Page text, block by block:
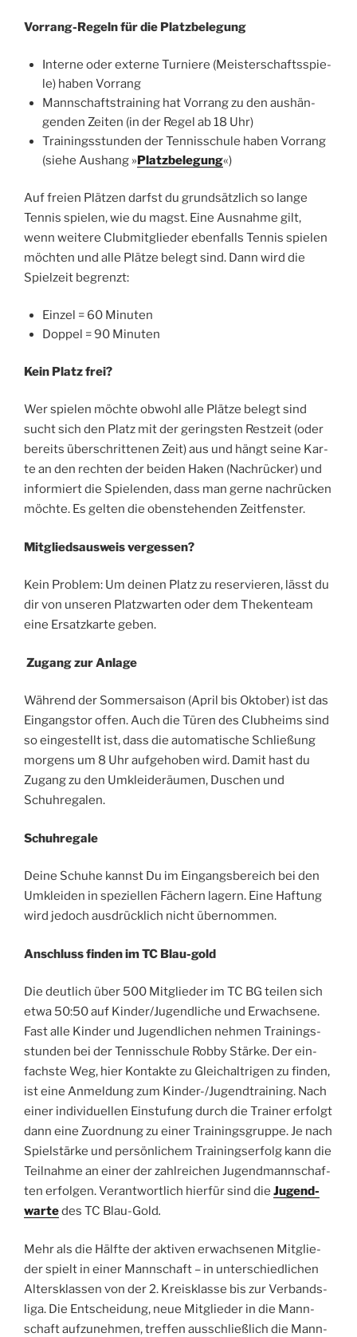
Vor­rang-Regeln für die Platzbelegung
Inter­ne oder exter­ne Tur­nie­re (Meis­ter­schafts­spie­
le) haben Vorrang
Mann­schafts­trai­ning hat Vor­rang zu den aus­hän­
gen­den Zei­ten (in der Regel ab 18 Uhr)
Trai­nings­stun­den der Ten­nis­schu­le haben Vor­rang
(sie­he Aus­hang »Platz­be­le­gung«)
Auf frei­en Plät­zen darfst du grund­sätz­lich so lan­ge
Ten­nis spie­len, wie du magst. Eine Aus­nah­me gilt,
wenn wei­te­re Club­mit­glie­der eben­falls Ten­nis spie­len
möch­ten und alle Plät­ze belegt sind. Dann wird die
Spiel­zeit begrenzt:
Ein­zel = 60 Minuten
Dop­pel = 90 Minuten
Kein Platz frei?
Wer spie­len möch­te obwohl alle Plät­ze belegt sind
sucht sich den Platz mit der gerings­ten Rest­zeit (oder
bereits über­schrit­te­nen Zeit) aus und hängt sei­ne Kar­
te an den rech­ten der bei­den Haken (Nach­rü­cker) und
infor­miert die Spie­len­den, dass man ger­ne nach­rü­cken
möch­te. Es gel­ten die oben­ste­hen­den Zeitfenster.
Mit­glieds­aus­weis vergessen?
Kein Pro­blem: Um dei­nen Platz zu reser­vie­ren, lässt du
dir von unse­ren Platz­war­ten oder dem The­ken­team
eine Ersatz­kar­te geben.
Zugang zur Anlage
Wäh­rend der Som­mer­sai­son (April bis Okto­ber) ist das
Ein­gangs­tor offen. Auch die Türen des Club­heims sind
so ein­ge­stellt ist, dass die auto­ma­ti­sche Schlie­ßung
mor­gens um 8 Uhr auf­ge­ho­ben wird. Damit hast du
Zugang zu den Umklei­de­räu­men, Duschen und
Schuhregalen.
Schuh­re­ga­le
Dei­ne Schu­he kannst Du im Ein­gangs­be­reich bei den
Umklei­den in spe­zi­el­len Fächern lagern. Eine Haf­tung
wird jedoch aus­drück­lich nicht übernommen.
Anschluss fin­den im TC Blau-gold
Die deut­lich über 500 Mit­glie­der im TC BG tei­len sich
etwa 50:50 auf Kinder/Jugendliche und Erwach­se­ne.
Fast alle Kin­der und Jugend­li­chen neh­men Trai­nings­
stun­den bei der Ten­nis­schu­le Rob­by Stär­ke. Der ein­
fachs­te Weg, hier Kon­tak­te zu Gleich­alt­ri­gen zu fin­den,
ist eine Anmel­dung zum Kin­der-/Ju­gend­trai­ning. Nach
einer indi­vi­du­el­len Ein­stu­fung durch die Trai­ner erfolgt
dann eine Zuord­nung zu einer Trai­nings­grup­pe. Je nach
Spielstärke und persönlichem Trai­nings­er­folg kann die
Teil­nah­me an einer der zahl­rei­chen Jugend­mann­schaf­
ten erfol­gen. Ver­ant­wort­lich hierfür sind die Jugend­
war­tedes TC Blau-Gold.
Mehr als die Hälfte der akti­ven erwach­se­nen Mit­glie­
der spielt in einer Mann­schaft – in unter­schied­li­chen
Alters­klas­sen von der 2. Kreis­klas­se bis zur Ver­bands­
li­ga. Die Ent­schei­dung, neue Mit­glie­der in die Mann­
schaft auf­zu­neh­men, tref­fen aus­schließ­lich die Mann­